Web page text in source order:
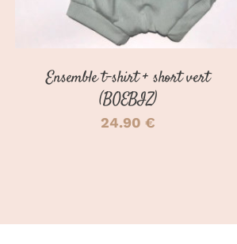
PEUVENT
ÊTRE
CHOISIES
LA
Ensemble t-shirt + short vert
(BOEBIZ)
24.90 €